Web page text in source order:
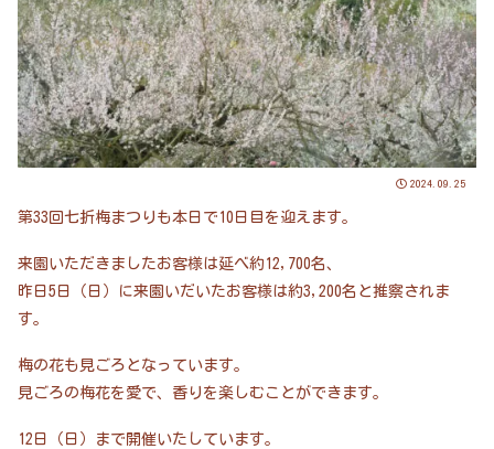
2024.09.25
第33回七折梅まつりも本日で10日目を迎えます。
来園いただきましたお客様は延べ約12,700名、
昨日5日（日）に来園いだいたお客様は約3,200名と推察されま
す。
梅の花も見ごろとなっています。
見ごろの梅花を愛で、香りを楽しむことができます。
12日（日）まで開催いたしています。